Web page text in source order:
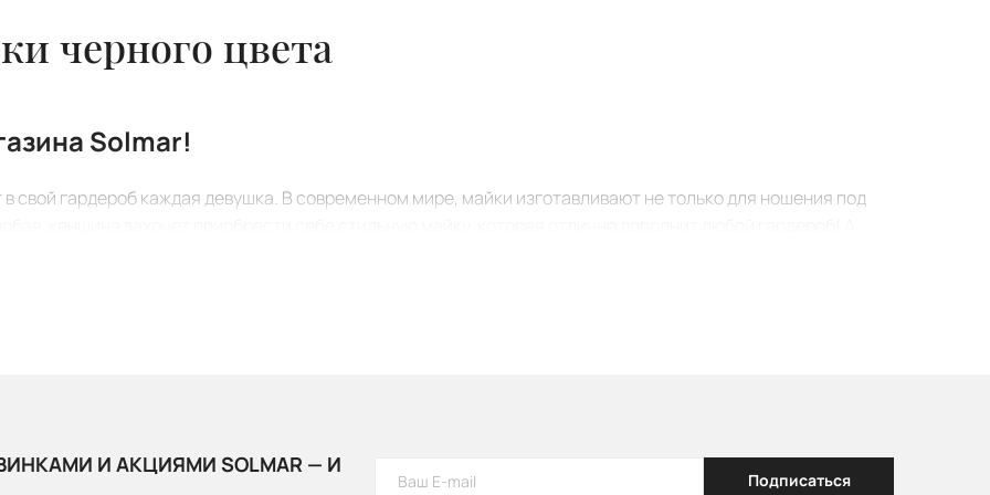
черного цвета
Solmar!
свой гардероб каждая девушка. В современном мире, майки изготавливают не только для ношения под
или джинсами.
И АКЦИЯМИ SOLMAR — И
Подписаться